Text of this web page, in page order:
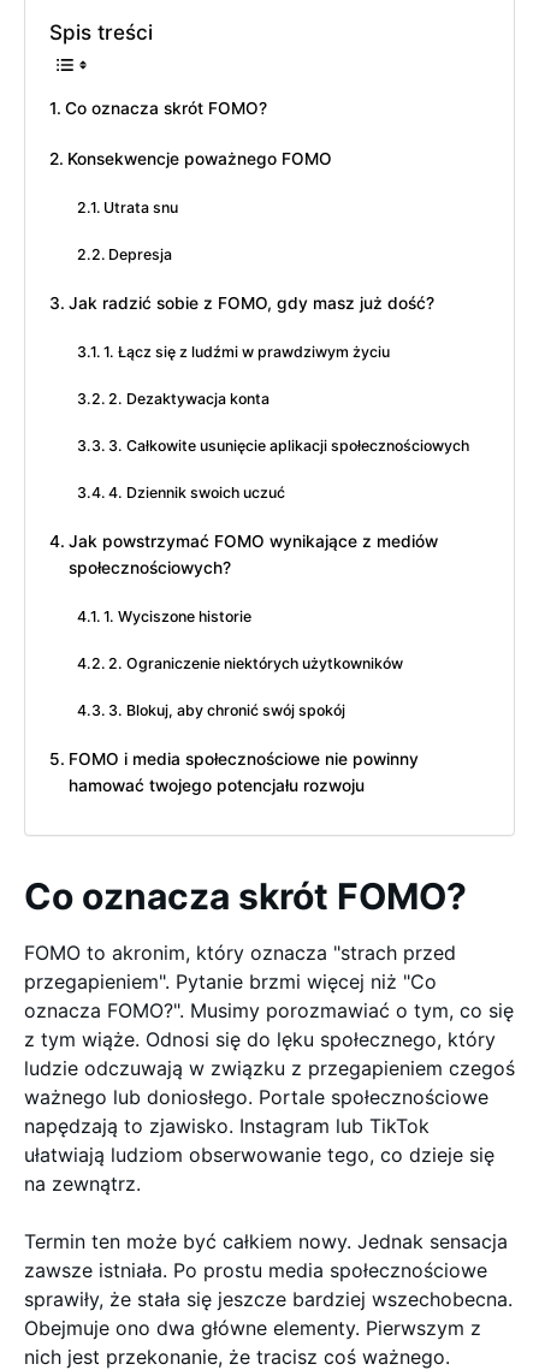
Spis treści
Co oznacza skrót FOMO?
Konsekwencje poważnego FOMO
Utrata snu
Depresja
Jak radzić sobie z FOMO, gdy masz już dość?
1. Łącz się z ludźmi w prawdziwym życiu
2. Dezaktywacja konta
3. Całkowite usunięcie aplikacji społecznościowych
4. Dziennik swoich uczuć
Jak powstrzymać FOMO wynikające z mediów
społecznościowych?
1. Wyciszone historie
2. Ograniczenie niektórych użytkowników
3. Blokuj, aby chronić swój spokój
FOMO i media społecznościowe nie powinny
hamować twojego potencjału rozwoju
Co oznacza skrót FOMO?
FOMO to akronim, który oznacza "strach przed
przegapieniem". Pytanie brzmi więcej niż "Co
oznacza FOMO?". Musimy porozmawiać o tym, co się
z tym wiąże. Odnosi się do lęku społecznego, który
ludzie odczuwają w związku z przegapieniem czegoś
ważnego lub doniosłego. Portale społecznościowe
napędzają to zjawisko. Instagram lub TikTok
ułatwiają ludziom obserwowanie tego, co dzieje się
na zewnątrz.
Termin ten może być całkiem nowy. Jednak sensacja
zawsze istniała. Po prostu media społecznościowe
sprawiły, że stała się jeszcze bardziej wszechobecna.
Obejmuje ono dwa główne elementy. Pierwszym z
nich jest przekonanie, że tracisz coś ważnego.